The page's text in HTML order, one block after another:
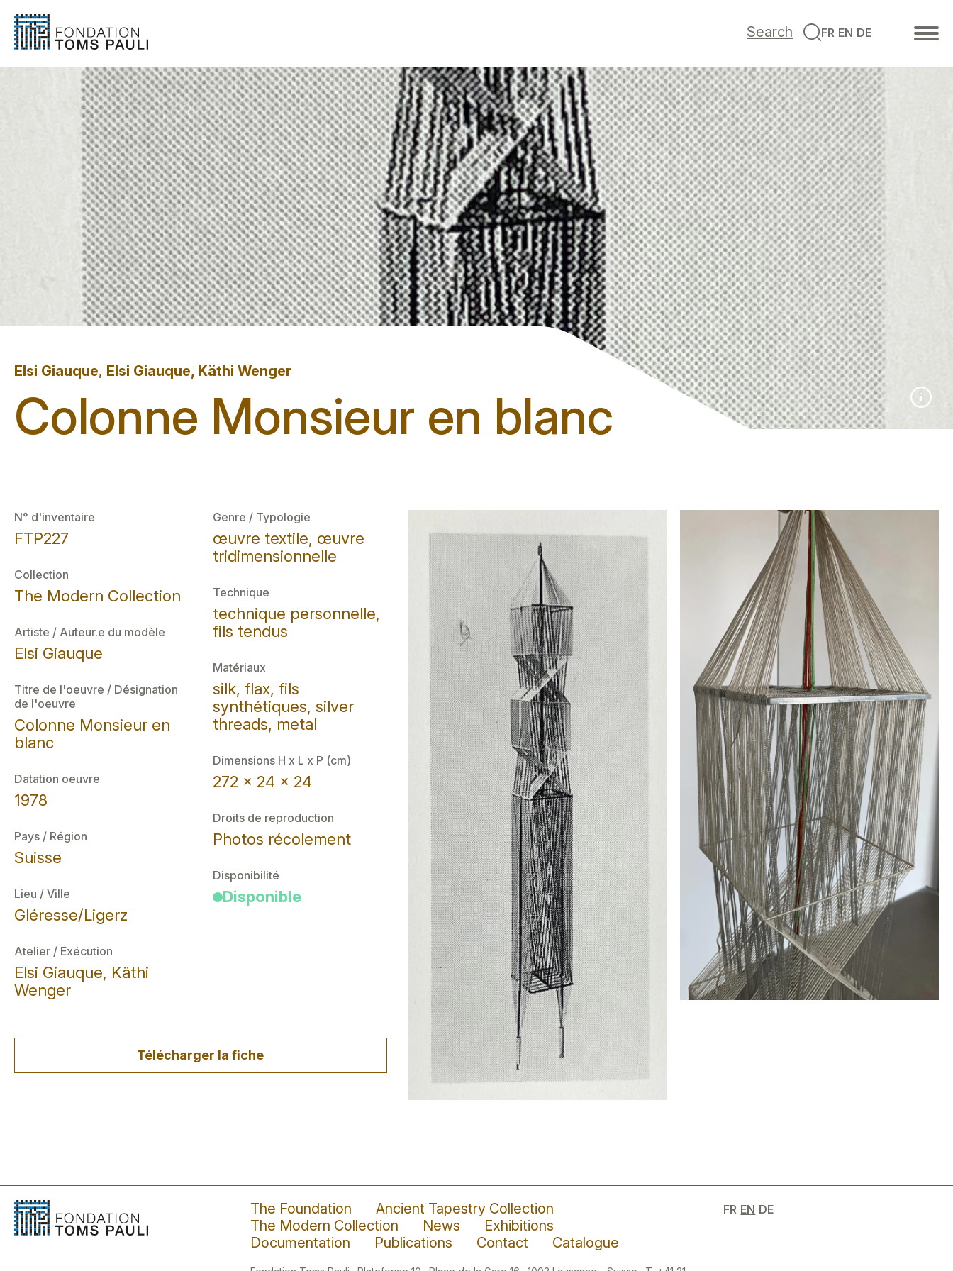
Search FR EN DE
Elsi Giauque, Elsi Giauque, Käthi Wenger
Colonne Monsieur en blanc
N° d'inventaire
FTP227
Collection
The Modern Collection
Artiste / Auteur.e du modèle
Elsi Giauque
Titre de l'oeuvre / Désignation
de l'oeuvre
Colonne Monsieur en
blanc
Datation oeuvre
1978
Pays / Région
Suisse
Lieu / Ville
Gléresse/Ligerz
Atelier / Exécution
Elsi Giauque, Käthi
Wenger
Genre / Typologie
œuvre textile, œuvre
tridimensionnelle
Technique
technique personnelle,
fils tendus
Matériaux
silk, flax, fils
synthétiques, silver
threads, metal
Dimensions H x L x P (cm)
272 x 24 x 24
Droits de reproduction
Photos récolement
Disponibilité
Disponible
Télécharger la fiche
The Foundation
Ancient Tapestry Collection
The Modern Collection
News
Exhibitions
Documentation
Publications Contact Catalogue
FR EN DE